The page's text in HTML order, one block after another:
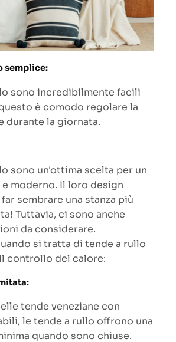
semplice:
sono incredibilmente facili
è comodo regolare la
durante la giornata.
sono un'ottima scelta per un
moderno. Il loro design
sembrare una stanza più
Tuttavia, ci sono anche
da considerare.
si tratta di tende a rullo
controllo del calore:
tende veneziane con
le tende a rullo offrono una
quando sono chiuse.